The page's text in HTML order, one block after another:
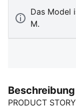
Das Model
M.
Beschreibung
PRODUCT STORY